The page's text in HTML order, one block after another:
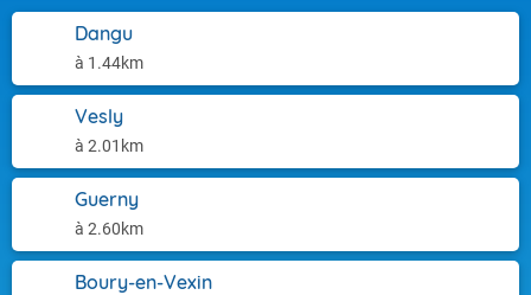
Dangu
à 1.44km
Vesly
à 2.01km
Guerny
à 2.60km
Boury-en-Vexin